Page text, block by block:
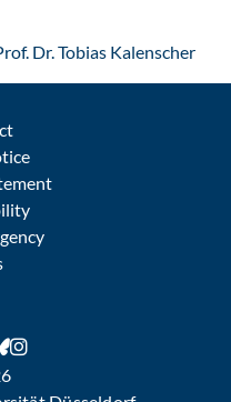
Dr. Tobias Kalenscher: